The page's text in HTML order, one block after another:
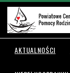
AKTUALNOŚCI